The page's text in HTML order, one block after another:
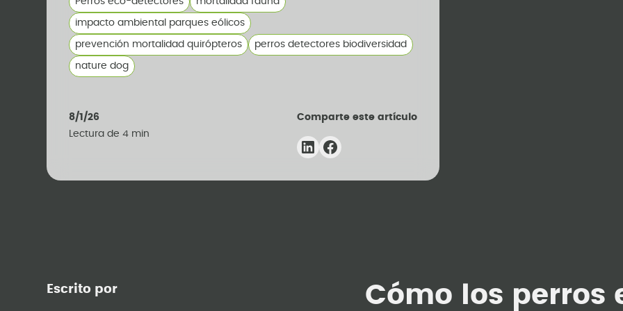
impacto ambiental parques eólicos
prevención mortalidad quirópteros perros detectores biodiversidad
nature dog
8/1/26
Lectura de4 min
Comparte este artículo
Escrito por
Cómo los perros